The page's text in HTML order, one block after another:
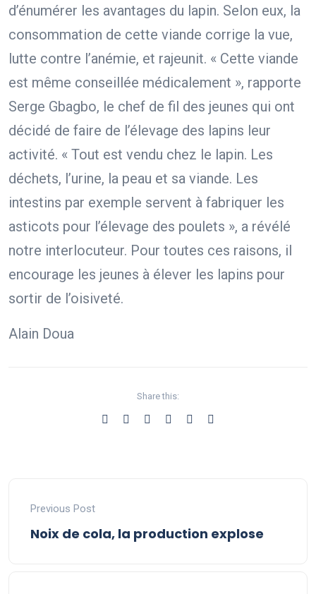
d’énumérer les avantages du lapin. Selon eux, la
consommation de cette viande corrige la vue,
lutte contre l’anémie, et rajeunit. « Cette viande
est même conseillée médicalement », rapporte
Serge Gbagbo, le chef de fil des jeunes qui ont
décidé de faire de l’élevage des lapins leur
activité. « Tout est vendu chez le lapin. Les
déchets, l’urine, la peau et sa viande. Les
intestins par exemple servent à fabriquer les
asticots pour l’élevage des poulets », a révélé
notre interlocuteur. Pour toutes ces raisons, il
encourage les jeunes à élever les lapins pour
sortir de l’oisiveté.
Alain Doua
Share this:
Previous Post
Noix de cola, la production explose